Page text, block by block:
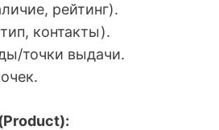
рейтинг).
контакты).
точки выдачи.